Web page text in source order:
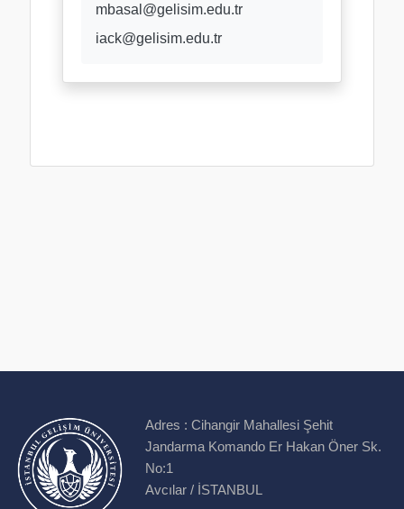
mbasal@gelisim.edu.tr
iack@gelisim.edu.tr
Adres : Cihangir Mahallesi Şehit
Jandarma Komando Er Hakan Öner Sk.
No:1
Avcılar / İSTANBUL